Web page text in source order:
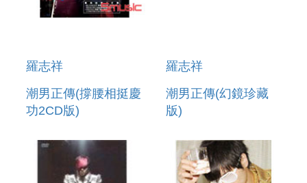
羅志祥
潮男正傳(撐腰相挺慶
功2CD版)
羅志祥
潮男正傳(幻鏡珍藏
版)